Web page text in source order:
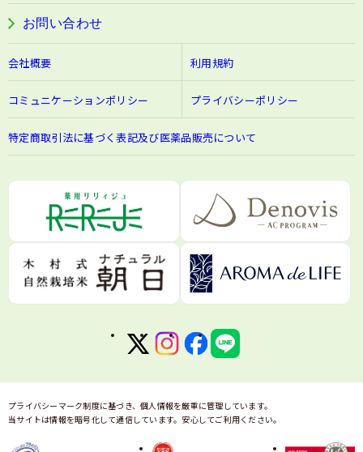
お問い合わせ
会社概要 利用規約
コミュニケーションポリシー プライバシーポリシー
特定商取引法に基づく表記及び医薬品販売について
プライバシーマーク制度に基づき、個人情報を厳重に管理しています。
当サイトは情報を暗号化して通信しています。安心してご利用ください。